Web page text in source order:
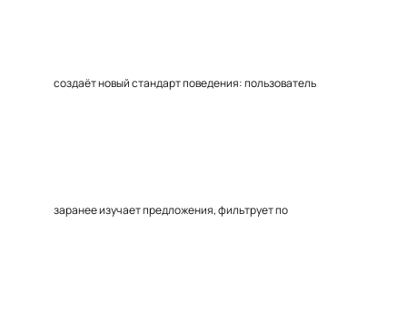
создаёт новый стандарт поведения: пользователь
заранее изучает предложения, фильтрует по